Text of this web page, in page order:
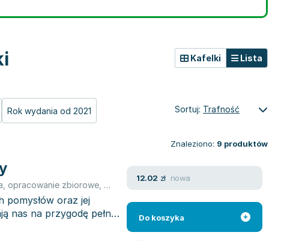
Rok wydania od 2021
Kafelki Lista
Sortuj: Trafność
Znaleziono: 9 produktów
opracowanie zbiorowe Gerald O'Nan
pomysłów oraz jej
nas na przygodę pełną
12.02 zł nowa
Do koszyka